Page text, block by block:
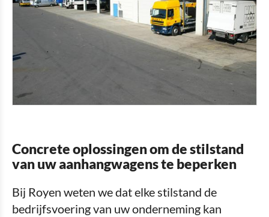
Concrete oplossingen om de stilstand
van uw aanhangwagens te beperken
Bij Royen weten we dat elke stilstand de
bedrijfsvoering van uw onderneming kan